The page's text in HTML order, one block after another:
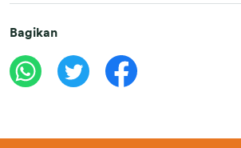
Bagikan